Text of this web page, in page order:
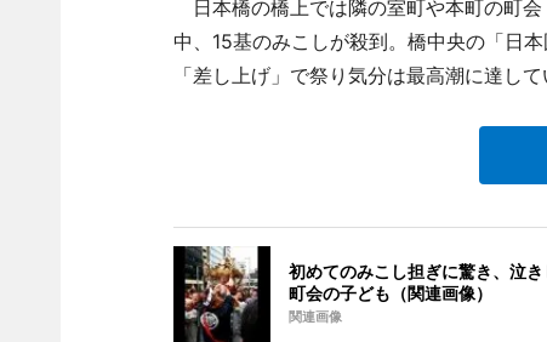
日本橋の橋上では隣の室町や本町の町
中、15基のみこしが殺到。橋中央の「日
「差し上げ」で祭り気分は最高潮に達して
初めてのみこし担ぎに驚き、泣
町会の子ども（関連画像）
関連画像